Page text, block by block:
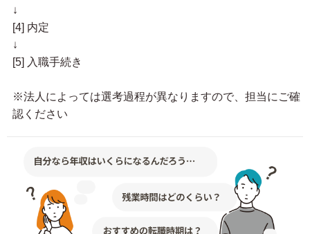
↓
[4] 内定
↓
[5] 入職手続き
※法人によっては選考過程が異なりますので、担当にご確
認ください